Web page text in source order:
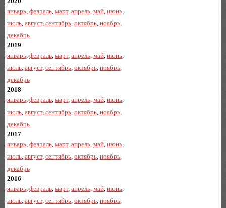
январь, февраль, март, апрель, май, июнь,
июль, август, сентябрь, октябрь, ноябрь,
декабрь
2019
январь, февраль, март, апрель, май, июнь,
июль, август, сентябрь, октябрь, ноябрь,
декабрь
2018
январь, февраль, март, апрель, май, июнь,
июль, август, сентябрь, октябрь, ноябрь,
декабрь
2017
январь, февраль, март, апрель, май, июнь,
июль, август, сентябрь, октябрь, ноябрь,
декабрь
2016
январь, февраль, март, апрель, май, июнь,
июль, август, сентябрь, октябрь, ноябрь,